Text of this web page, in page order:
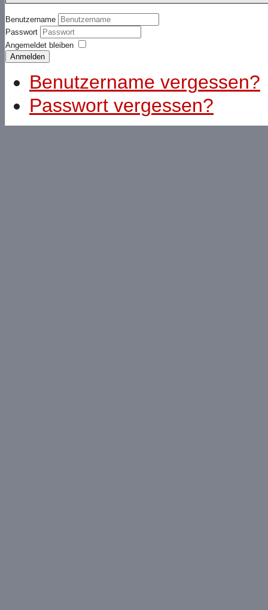
Benutzername
Passwort
Angemeldet bleiben
Anmelden
Benutzername vergessen?
Passwort vergessen?